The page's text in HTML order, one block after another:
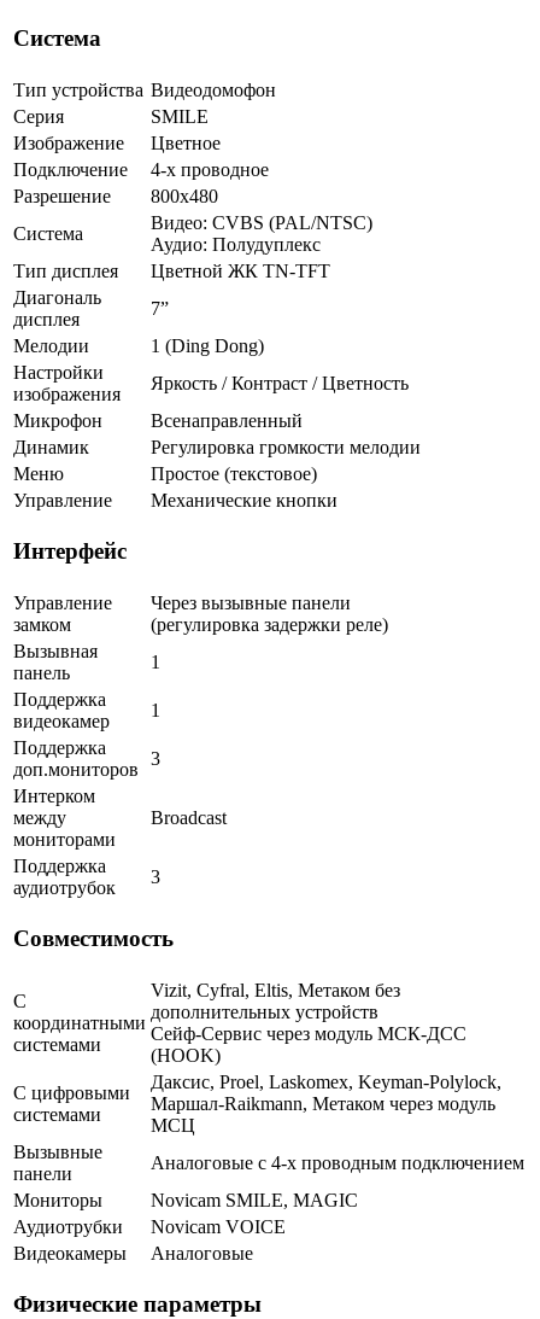
Система
Тип устройства Видеодомофон
Серия
SMILE
Изображение
Цветное
Подключение
4-х проводное
Разрешение
800x480
Система
Видео: CVBS (PAL/NTSC)
Аудио: Полудуплекс
Тип дисплея
Цветной ЖК TN-TFT
Диагональ
дисплея
7”
Мелодии
1 (Ding Dong)
Настройки
изображения
Яркость / Контраст / Цветность
Микрофон
Всенаправленный
Динамик
Регулировка громкости мелодии
Меню
Простое (текстовое)
Управление
Механические кнопки
Интерфейс
Управление
замком
Через вызывные панели
(регулировка задержки реле)
Вызывная
панель
1
Поддержка
видеокамер
1
Поддержка
доп.мониторов
3
Интерком
между
мониторами
Broadcast
Поддержка
аудиотрубок
3
Совместимость
С
координатными
системами
Vizit, Cyfral, Eltis, Метаком без
дополнительных устройств
Сейф-Сервис через модуль МСК-ДСС
(HOOK)
С цифровыми
системами
Даксис, Proel, Laskomex, Keyman-Polylock,
Маршал-Raikmann, Метаком через модуль
МСЦ
Вызывные
панели
Аналоговые с 4-х проводным подключением
Мониторы
Novicam SMILE, MAGIC
Аудиотрубки
Novicam VOICE
Видеокамеры
Аналоговые
Физические параметры